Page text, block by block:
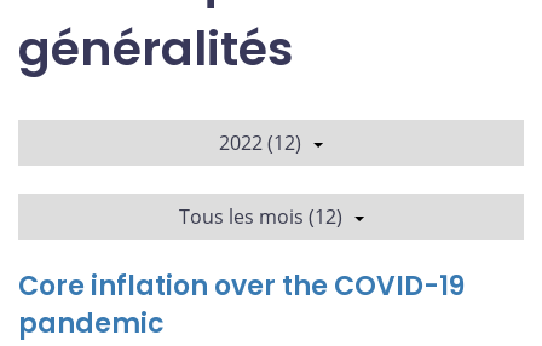
généralités
2022 (12)
Tous les mois (12)
Core inflation over the COVID-19
pandemic